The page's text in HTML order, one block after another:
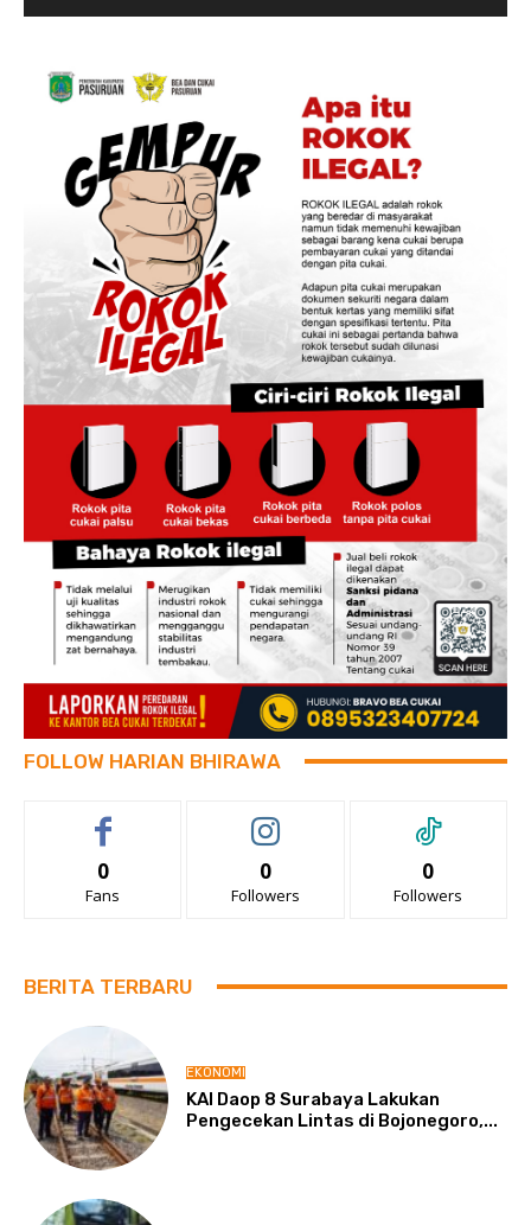
FOLLOW HARIAN BHIRAWA
0
Fans
0
Followers
0
Followers
BERITA TERBARU
EKONOMI
KAI Daop 8 Surabaya Lakukan
Pengecekan Lintas di Bojonegoro,...